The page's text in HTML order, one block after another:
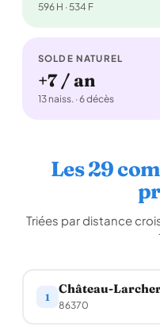
596 H · 534 F
SOLDE NATUREL
+7 / an
13 naiss. · 6 décès
Les 29
Triées par distance
1
Château-
86370